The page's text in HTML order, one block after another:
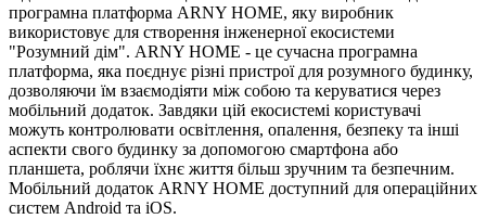
програмна платформа ARNY HOME, яку виробник
використовує для створення інженерної екосистеми
"Розумний дім". ARNY HOME - це сучасна програмна
платформа, яка поєднує різні пристрої для розумного будинку,
дозволяючи їм взаємодіяти між собою та керуватися через
мобільний додаток. Завдяки цій екосистемі користувачі
можуть контролювати освітлення, опалення, безпеку та інші
аспекти свого будинку за допомогою смартфона або
планшета, роблячи їхнє життя більш зручним та безпечним.
Мобільний додаток ARNY HOME доступний для операційних
систем Android та iOS.